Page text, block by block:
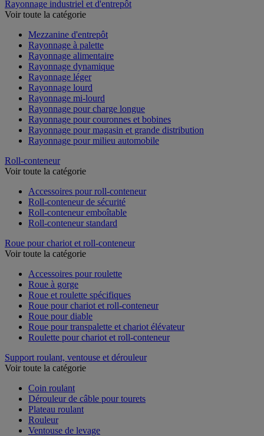
Rayonnage industriel et d'entrepôt
Voir toute la catégorie
Mezzanine d'entrepôt
Rayonnage à palette
Rayonnage alimentaire
Rayonnage dynamique
Rayonnage léger
Rayonnage lourd
Rayonnage mi-lourd
Rayonnage pour charge longue
Rayonnage pour couronnes et bobines
Rayonnage pour magasin et grande distribution
Rayonnage pour milieu automobile
Roll-conteneur
Voir toute la catégorie
Accessoires pour roll-conteneur
Roll-conteneur de sécurité
Roll-conteneur emboîtable
Roll-conteneur standard
Roue pour chariot et roll-conteneur
Voir toute la catégorie
Accessoires pour roulette
Roue à gorge
Roue et roulette spécifiques
Roue pour chariot et roll-conteneur
Roue pour diable
Roue pour transpalette et chariot élévateur
Roulette pour chariot et roll-conteneur
Support roulant, ventouse et dérouleur
Voir toute la catégorie
Coin roulant
Dérouleur de câble pour tourets
Plateau roulant
Rouleur
Ventouse de levage